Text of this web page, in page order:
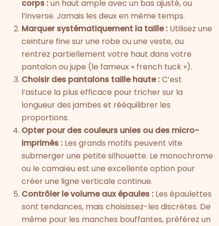
corps :un haut ample avec un bas ajusté, ou
l’inverse. Jamais les deux en même temps.
Marquer systématiquement la taille : Utilisez une
ceinture fine sur une robe ou une veste, ou
rentrez partiellement votre haut dans votre
pantalon ou jupe (le fameux « french tuck »).
Choisir des pantalons taille haute :C’est
l’astuce la plus efficace pour tricher sur la
longueur des jambes et rééquilibrer les
proportions.
Opter pour des couleurs unies ou des micro-
imprimés : Les grands motifs peuvent vite
submerger une petite silhouette. Le monochrome
ou le camaïeu est une excellente option pour
créer une ligne verticale continue.
Contrôler le volume aux épaules : Les épaulettes
sont tendances, mais choisissez-les discrètes. De
même pour les manches bouffantes, préférez un